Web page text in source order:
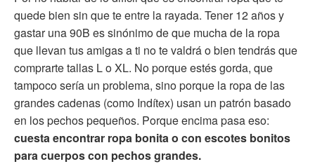
quede bien sin que te entre la rayada. Tener 12 años y
gastar una 90B es sinónimo de que mucha de la ropa
que llevan tus amigas a ti no te valdrá o bien tendrás que
comprarte tallas L o XL. No porque estés gorda, que
tampoco sería un problema, sino porque la ropa de las
grandes cadenas (como Indítex) usan un patrón basado
en los pechos pequeños. Porque encima pasa eso:
cuesta encontrar ropa bonita o con escotes bonitos
para cuerpos con pechos grandes.